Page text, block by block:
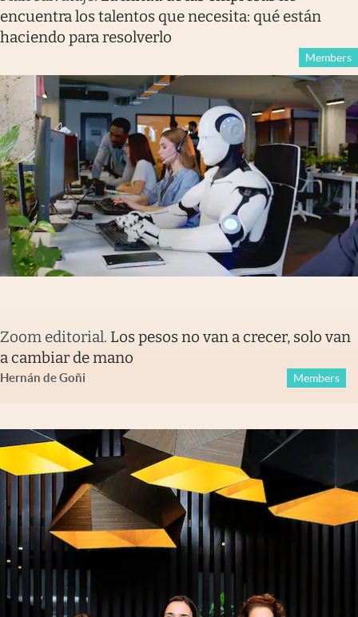
encuentra los talentos que necesita: qué están
haciendo para resolverlo
Members
Zoom editorial. Los pesos no van a crecer, solo van
a cambiar de mano
Hernán de Goñi Members